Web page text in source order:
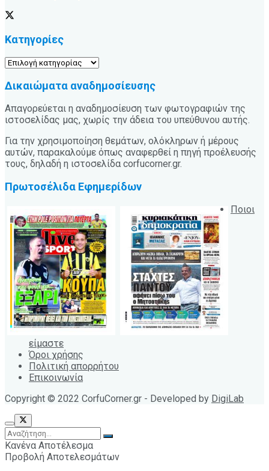
Κατηγορίες
Κατηγορίες
Δικαιώματα αναδημοσίευσης
Απαγορεύεται η αναδημοσίευση των φωτογραφιών της
ιστοσελίδας μας, χωρίς την άδεια του υπεύθυνου αυτής.
Για την χρησιμοποίηση θεμάτων, ολόκληρων ή μέρους
αυτών, παρακαλούμε όπως αναφερθεί η πηγή προέλευσής
τους, δηλαδή η ιστοσελίδα corfucorner.gr.
Πρωτοσέλιδα Εφημερίδων
Ποιοι
είμαστε
Όροι χρήσης
Πολιτική απορρήτου
Επικοινωνία
Copyright © 2022 CorfuCorner.gr - Developed by DigiLab
Κανένα Αποτέλεσμα
Προβολή Αποτελεσμάτων